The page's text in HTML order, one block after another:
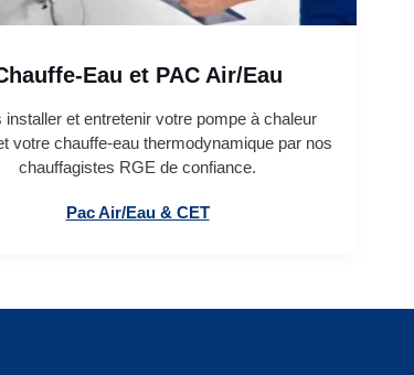
Eau et PAC Air/Eau
installer et entretenir votre pompe à chaleur
votre chauffe-eau thermodynamique par nos
chauffagistes RGE de confiance.
Pac Air/Eau & CET